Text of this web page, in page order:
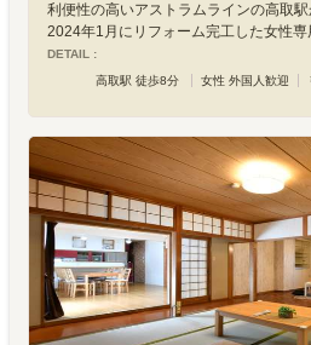
利便性の高いアストラムラインの高取
2024年1月にリフォーム完工した女性専
DETAIL :
高取駅 徒歩8分
女性 外国人歓迎